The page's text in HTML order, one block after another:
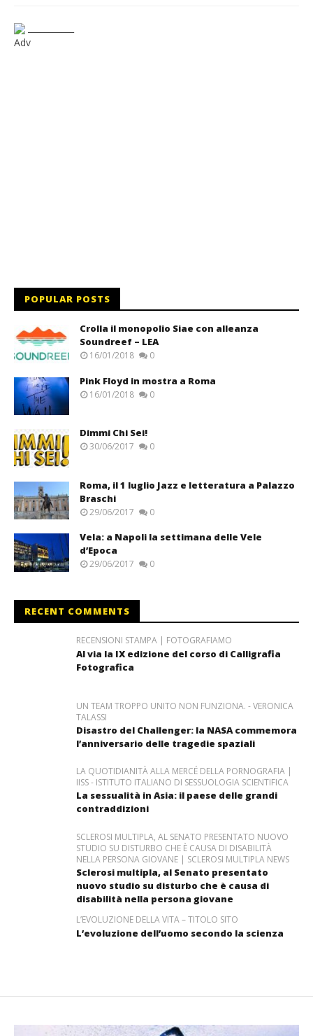
Adv
POPULAR POSTS
Crolla il monopolio Siae con alleanza
Soundreef – LEA
16/01/2018 0
Pink Floyd in mostra a Roma
16/01/2018 0
Dimmi Chi Sei!
30/06/2017 0
Roma, il 1 luglio Jazz e letteratura a Palazzo
Braschi
29/06/2017 0
Vela: a Napoli la settimana delle Vele
d’Epoca
29/06/2017 0
RECENT COMMENTS
RECENSIONI STAMPA | FOTOGRAFIAMO
Al via la IX edizione del corso di Calligrafia
Fotografica
UN TEAM TROPPO UNITO NON FUNZIONA. - VERONICA
TALASSI
Disastro del Challenger: la NASA commemora
l’anniversario delle tragedie spaziali
LA QUOTIDIANITÀ ALLA MERCÉ DELLA PORNOGRAFIA |
IISS - ISTITUTO ITALIANO DI SESSUOLOGIA SCIENTIFICA
La sessualità in Asia: il paese delle grandi
contraddizioni
SCLEROSI MULTIPLA, AL SENATO PRESENTATO NUOVO
STUDIO SU DISTURBO CHE È CAUSA DI DISABILITÀ
NELLA PERSONA GIOVANE | SCLEROSI MULTIPLA NEWS
Sclerosi multipla, al Senato presentato
nuovo studio su disturbo che è causa di
disabilità nella persona giovane
L’EVOLUZIONE DELLA VITA – TITOLO SITO
L’evoluzione dell’uomo secondo la scienza